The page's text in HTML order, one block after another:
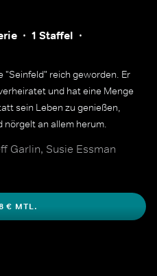
1 Staffel
"Seinfeld" reich geworden. Er
und hat eine Menge
sein Leben zu genießen,
nörgelt an allem herum.
Garlin, Susie Essman
€ MTL.